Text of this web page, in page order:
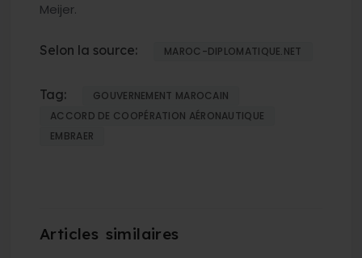
Meijer.
Selon la source: MAROC-DIPLOMATIQUE.NET
Tag:
GOUVERNEMENT MAROCAIN
ACCORD DE COOPÉRATION AÉRONAUTIQUE
EMBRAER